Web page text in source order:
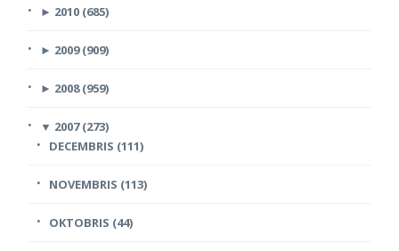
► 2010 (685)
► 2009 (909)
► 2008 (959)
▼ 2007 (273)
DECEMBRIS (111)
NOVEMBRIS (113)
OKTOBRIS (44)